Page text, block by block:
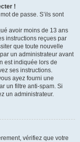
!
de passe. S’ils sont
avoir moins de 13 ans
instructions reçues par
que toute nouvelle
un administrateur avant
est indiquée lors de
ses instructions.
ayez fourni une
un filtre anti-spam. Si
un administrateur.
vérifiez que votre